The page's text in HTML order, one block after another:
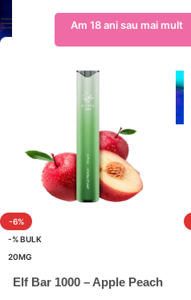
Am 18 ani sau mai mult
Show column
-6%
-% BULK
20MG
Elf Bar 1000 – Apple Peach